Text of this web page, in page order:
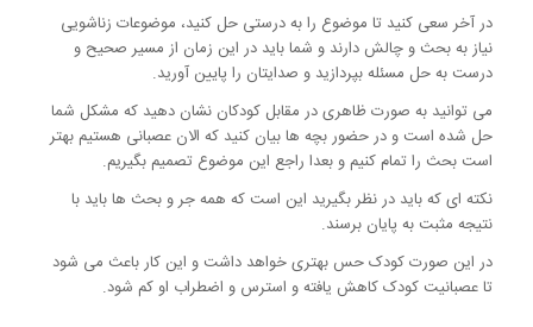
در آخر سعی کنید تا موضوع را به درستی حل کنید، موضوعات زناشویی
نیاز به بحث و چالش دارند و شما باید در این زمان از مسیر صحیح و
درست به حل مسئله بپردازید و صدایتان را پایین آورید.
می توانید به صورت ظاهری در مقابل کودکان نشان دهید که مشکل شما
حل شده است و در حضور بچه ها بیان کنید که الان عصبانی هستیم بهتر
است بحث را تمام کنیم و بعدا راجع این موضوع تصمیم بگیریم.
نکته ای که باید در نظر بگیرید این است که همه جر و بحث ها باید با
نتیجه مثبت به پایان برسند.
در این صورت کودک حس بهتری خواهد داشت و این کار باعث می شود
تا عصبانیت کودک کاهش یافته و استرس و اضطراب او کم شود.